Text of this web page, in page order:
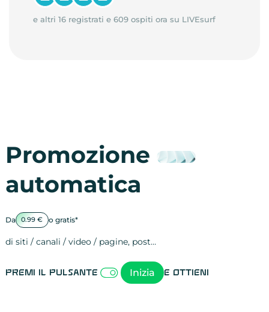
e altri 16 registrati e 609 ospiti ora su LIVEsurf
Promozione
automatica
Da 0.99 € o gratis*
di siti / canali / video / pagine, post…
Premi il pulsante Inizia e ottieni